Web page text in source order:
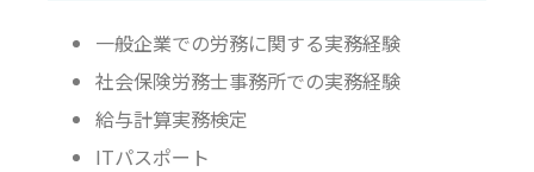
一般企業での労務に関する実務経験
社会保険労務士事務所での実務経験
給与計算実務検定
ITパスポート